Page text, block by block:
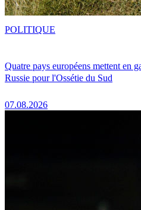
Quatre pays européens mettent en
Russie pour l'Ossétie du Sud
07.08.2026
POLITIQUE